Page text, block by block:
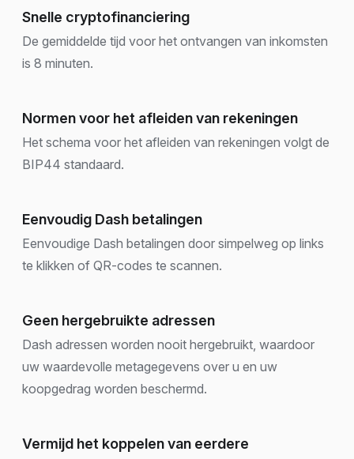
Snelle cryptofinanciering
De gemiddelde tijd voor het ontvangen van inkomsten
is 8 minuten.
Normen voor het afleiden van rekeningen
Het schema voor het afleiden van rekeningen volgt de
BIP44 standaard.
Eenvoudig Dash betalingen
Eenvoudige Dash betalingen door simpelweg op links
te klikken of QR-codes te scannen.
Geen hergebruikte adressen
Dash adressen worden nooit hergebruikt, waardoor
uw waardevolle metagegevens over u en uw
koopgedrag worden beschermd.
Vermijd het koppelen van eerdere